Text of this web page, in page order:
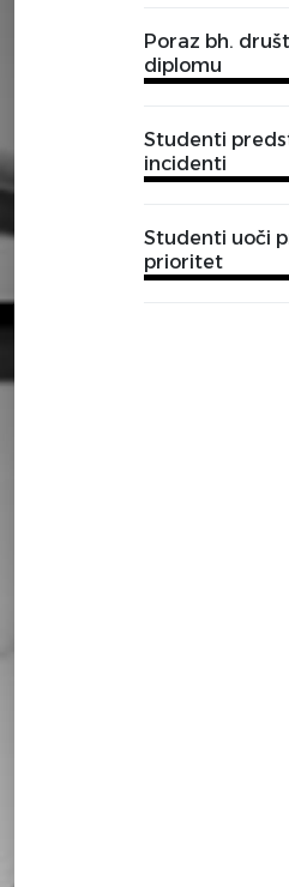
Poraz bh.
diplomu
Studenti
incidenti
Studenti uoči
prioritet